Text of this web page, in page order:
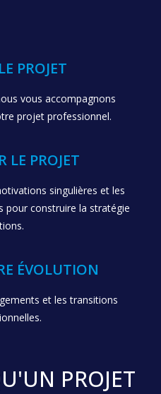
PROJET
vous accompagnons
projet professionnel.
LE PROJET
singulières et les
pour construire la stratégie
ÉVOLUTION
et les transitions
PROJET